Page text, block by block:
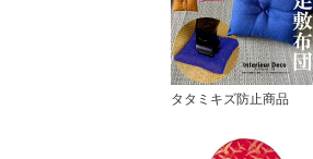
タタミキズ防止商品